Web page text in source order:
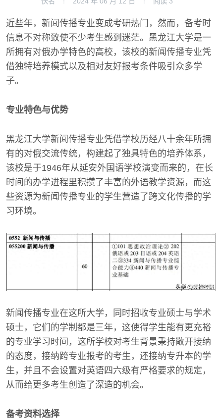
近些年，新闻传播专业变成考研热门，然而，备考时
信息不对称致使不少考生感到迷茫。黑龙江大学是一
所拥有对俄办学特色的高校，该校的新闻传播专业凭
借独特培养模式以及相对友好报考条件吸引众多学
子。
专业特色与优势
黑龙江大学新闻传播专业凭借学校历经八十余年所拥
有的对俄交流传统，构建起了独具特色的培养体系，
该校是于1946年从延安外国语学校演变而来的，在长
时间的办学进程里积攒了丰富的外语教学资源，而这
些资源为新闻传播专业的学生营造了跨文化传播的学
习环境。
新闻传播专业在这所大学，同时招收专业硕士与学术
硕士，它们的学制都是三年，这使得学生能有更充裕
的专业学习时间，这所学校对考生背景秉持敞开接纳
的态度，接纳跨专业报考的考生，还接纳专升本的学
生，并且不会设置对英语四六级有严格要求的规定，
从而给更多考生创造了深造的机会。
备考资料选择